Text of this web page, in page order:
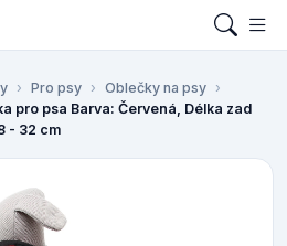
Pro psy
Oblečky na psy
pro psa Barva: Červená, Délka zad
- 32 cm